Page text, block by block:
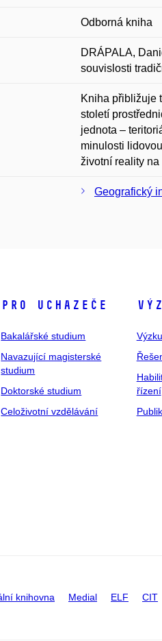
Odborná kniha
DRÁPALA,
souvislosti
Kniha přibližuje
století
jednota –
minulosti
životní reality
Geografický
Pro uchazeče
Bakalářské studium
Navazující magisterské
studium
Doktorské studium
Celoživotní vzdělávání
řízení
knihovna Medial ELF CIT